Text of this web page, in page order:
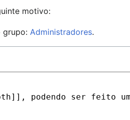
motivo:
grupo:Administradores.